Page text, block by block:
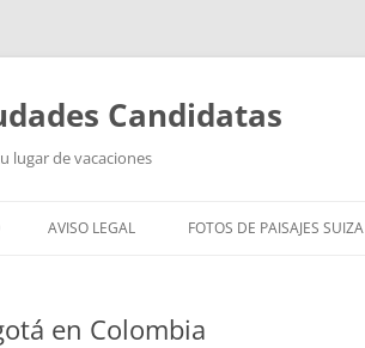
Candidatas
lugar de vacaciones
AVISO LEGAL FOTOS DE PAISAJES SUIZA
en Colombia